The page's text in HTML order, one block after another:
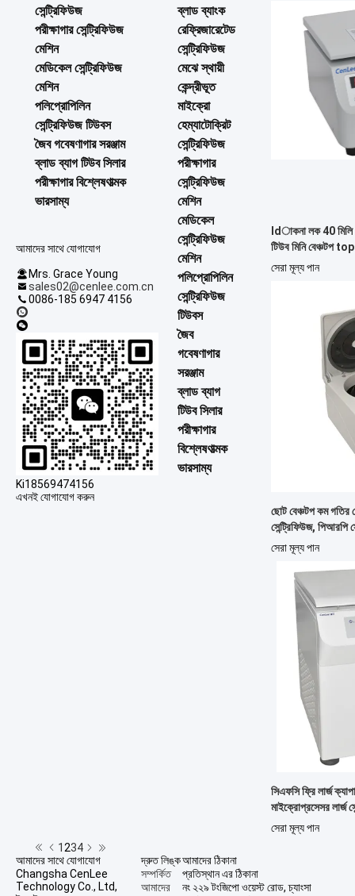
সেন্ট্রিফিউজ
পরীক্ষাগার সেন্ট্রিফিউজ
মেশিন
মেডিকেল সেন্ট্রিফিউজ
মেশিন
পলিপ্রোপিলিন
সেন্ট্রিফিউজ টিউবস
জৈব গবেষণাগার সরঞ্জাম
ব্লাড ব্যাগ টিউব সিলার
পরীক্ষাগার বিশ্লেষণাত্মক
ভারসাম্য
আমাদের সাথে যোগাযোগ
Mrs. Grace Young
sales02@cenlee.com.cn
0086-185 6947 4156
Ki18569474156
এখনই যোগাযোগ করুন
ব্লাড ব্যাংক
রেফ্রিজারেটেড
সেন্ট্রিফিউজ
মেঝে স্থায়ী
কেন্দ্রীভূত
মাইক্রো
হেম্যাটোক্রিট
সেন্ট্রিফিউজ
পরীক্ষাগার
সেন্ট্রিফিউজ
মেশিন
মেডিকেল
সেন্ট্রিফিউজ
মেশিন
পলিপ্রোপিলিন
সেন্ট্রিফিউজ
টিউবস
জৈব
গবেষণাগার
সরঞ্জাম
ব্লাড ব্যাগ
টিউব সিলার
পরীক্ষাগার
বিশ্লেষণাত্মক
ভারসাম্য
Idাকনা লক 40 মিলি
টিউব মিনি বেঞ্চটপ top
সেরা মূল্য পান
ছোট বেঞ্চটপ কম গতির
সেন্ট্রিফিউজ, পিআরপি
সেন্ট্রিফিউজ
সেরা মূল্য পান
সিএফসি ফ্রি লার্জ
মাইক্রোপ্রসেসর লার্জ
সেরা মূল্য পান
1 234
আমাদের সাথে যোগাযোগ
Changsha CenLee
Technology Co., Ltd,
দ্রুত লিঙ্ক
সম্পর্কিত
আমাদের
আমাদের ঠিকানা
প্রতিস্থান এর ঠিকানা
নং ২২৯ টংজিপো ওয়েস্ট রোড, চ্যাংসা